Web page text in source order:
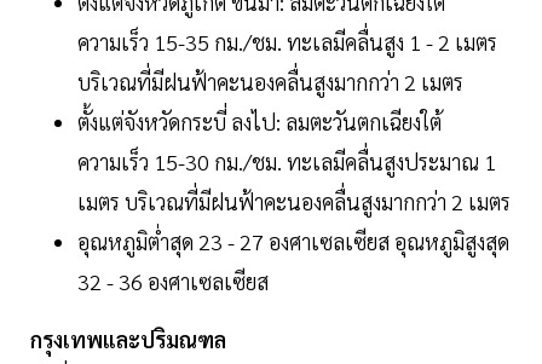
ความเร็ว 15-35 กม./ชม. ทะเลมีคลื่นสูง 1 - 2 เมตร
บริเวณที่มีฝนฟ้าคะนองคลื่นสูงมากกว่า 2 เมตร
ตั้งแต่จังหวัดกระบี่ ลงไป: ลมตะวันตกเฉียงใต้
ความเร็ว 15-30 กม./ชม. ทะเลมีคลื่นสูงประมาณ 1
เมตร บริเวณที่มีฝนฟ้าคะนองคลื่นสูงมากกว่า 2 เมตร
อุณหภูมิต่ำสุด 23 - 27 องศาเซลเซียส อุณหภูมิสูงสุด
32 - 36 องศาเซลเซียส
กรุงเทพและปริมณฑล